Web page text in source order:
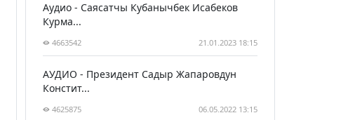
Аудио - Саясатчы Кубанычбек Исабеков
Курма...
4663542 21.01.2023 18:15
АУДИО - Президент Садыр Жапаровдун
Констит...
4625875 06.05.2022 13:15